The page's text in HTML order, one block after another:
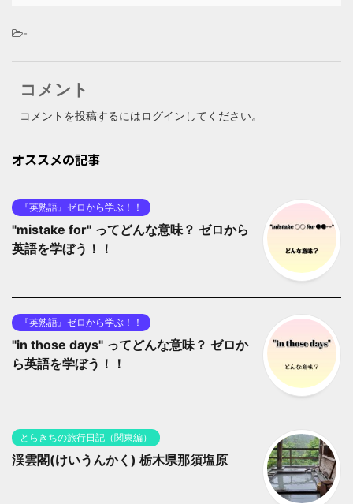
-
コメント
コメントを投稿するにはログイン してください。
オススメの記事
『英熟語』ゼロから学ぶ！！
"mistake for" ってどんな意味？ ゼロから
英語を学ぼう！！
『英熟語』ゼロから学ぶ！！
"in those days" ってどんな意味？ ゼロか
ら英語を学ぼう！！
とらきちの旅行日記（関東編）
渓雲閣(けいうんかく) 栃木県那須塩原